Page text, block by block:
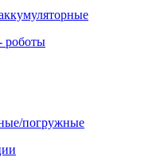
роботы
погружные